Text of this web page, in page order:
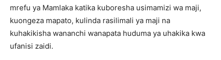
mrefu ya Mamlaka katika kuboresha usimamizi wa maji,
kuongeza mapato, kulinda rasilimali ya maji na
kuhakikisha wananchi wanapata huduma ya uhakika kwa
ufanisi zaidi.